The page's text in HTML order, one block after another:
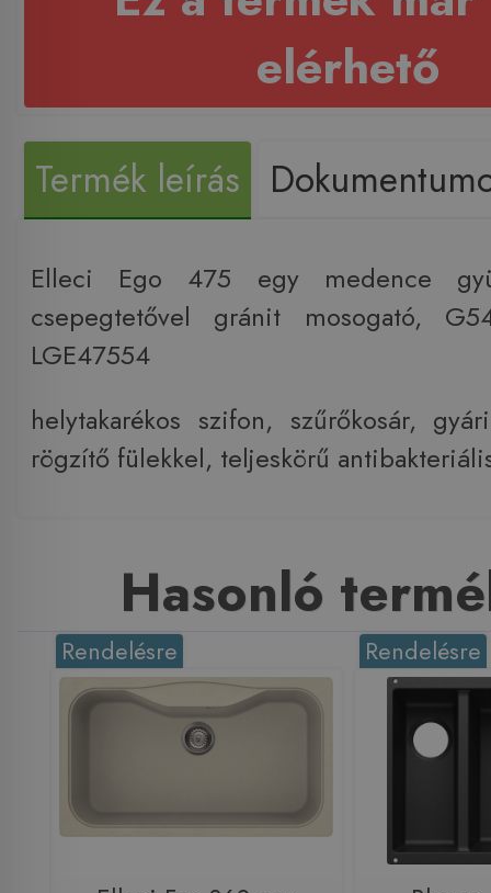
elérhető
Termék leírás
Elleci Ego 475 egy medence
csepegtetővel gránit mosogató,
LGE47554
helytakarékos szifon, szűrőkosár,
rögzítő fülekkel, teljeskörű
Hasonló
Rendelésre Rendelésre